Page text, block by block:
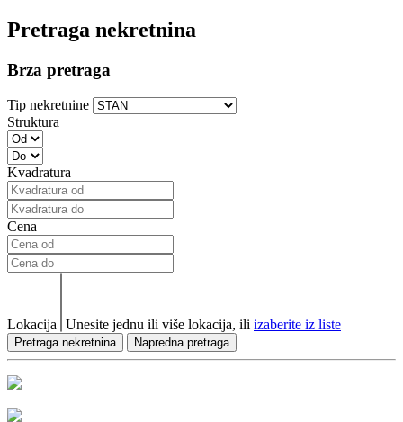
Pretraga nekretnina
Brza pretraga
Tip nekretnine
Struktura
Kvadratura
Cena
Lokacija Unesite jednu ili više lokacija, ili izaberite iz liste
Pretraga nekretnina Napredna pretraga